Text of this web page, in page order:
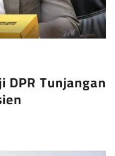
DPR Tunjangan